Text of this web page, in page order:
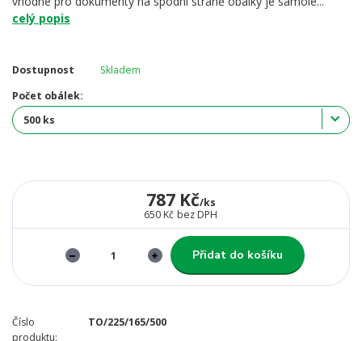
celý popis
Dostupnost
Skladem
Počet obálek:
787 Kč/ks
650 Kč bez DPH
Přidat do košíku
Číslo
produktu:
TO/225/165/500